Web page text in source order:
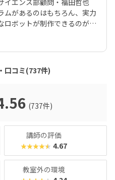
イエンス部顧問・福田哲也
ムがあるのはもちろん、実力
ロボットが制作できるのが魅
なく、子どもの興味・関心
ちょっとずつロボットに詳
はもちろん、「将来はぜ
志向のお子さんも大満足間違
は、時代に合わせて常に新
ラボ クリエイターズ」、新聞
力を養う「ロジカルリーディ
Program”InterEd”」
です。経営基盤が堅固だから
ない「本物」の教育が受けら
。本格派ではあるものの、ク
い雰囲気なので、ぜひ気軽
口コミ(737件)
(737件)
講師の評価
★★★★★ 4.67
教室外の環境